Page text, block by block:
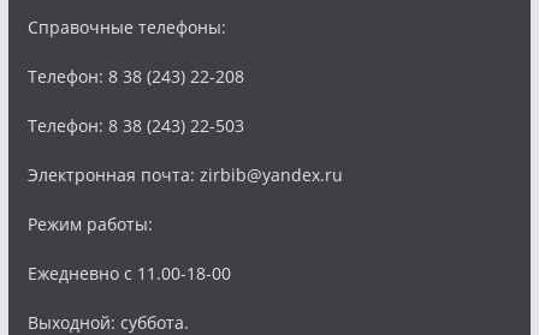
Справочные телефоны:
Телефон: 8 38 (243) 22-208
Телефон: 8 38 (243) 22-503
Электронная почта: zirbib@yandex.ru
Режим работы:
Ежедневно с 11.00-18-00
Выходной: суббота.